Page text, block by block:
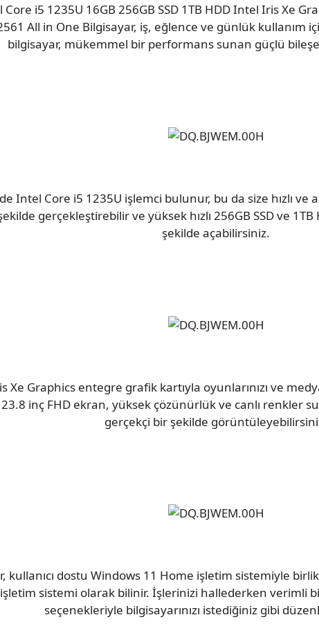
i5 1235U 16GB 256GB SSD 1TB HDD Intel Iris Xe
All in One Bilgisayar, iş, eğlence ve günlük kullanım
bilgisayar, mükemmel bir performans sunan güçlü
Intel Core i5 1235U işlemci bulunur, bu da size hızlı ve
gerçekleştirebilir ve yüksek hızlı 256GB SSD ve 1TB
şekilde açabilirsiniz.
Xe Graphics entegre grafik kartıyla oyunlarınızı ve
inç FHD ekran, yüksek çözünürlük ve canlı renkler
gerçekçi bir şekilde
kullanıcı dostu Windows 11 Home işletim sistemiyle
sistemi olarak bilinir. İşlerinizi hallederken verimli
seçenekleriyle bilgisayarınızı istediğiniz gibi